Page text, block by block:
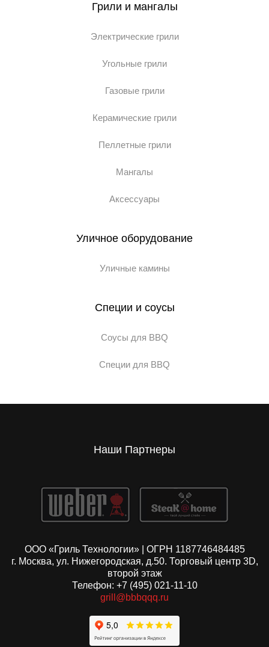
Грили и мангалы
Электрические грили
Угольные грили
Газовые грили
Керамические грили
Пеллетные грили
Мангалы
Аксессуары
Уличное оборудование
Уличные камины
Специи и соусы
Соусы для BBQ
Специи для BBQ
Наши Партнеры
ООО «Гриль Технологии» | ОГРН 1187746484485
г. Москва, ул. Нижегородская, д.50. Торговый центр 3D,
второй этаж
Телефон: +7 (495) 021-11-10
grill@bbbqqq.ru